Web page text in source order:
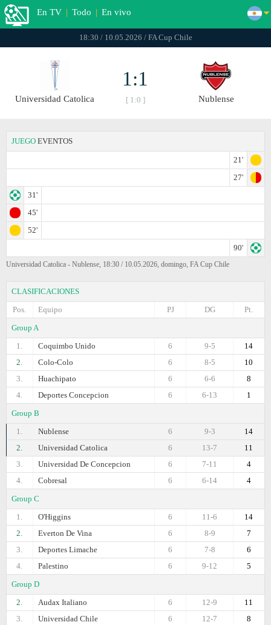
En TV | Todo | En vivo
18:30 / 10.05.2026 / FA Cup Chile
Universidad Catolica
1:1
[ 1:0 ] Nublense
JUEGO EVENTOS
21'
27'
31'
45'
52'
90'
Universidad Catolica - Nublense, 18:30 / 10.05.2026, domingo, FA Cup Chile
CLASIFICACIONES
Pos.
Equipo Pt.
DG
PJ
Group A
1.
Coquimbo Unido 14
9-5
6
2.
Colo-Colo 10
8-5
6
3.
Huachipato 8
6-6
6
4.
Deportes Concepcion 1
6-13
6
Group B
1.
Nublense 14
9-3
6
2.
Universidad Catolica 11
13-7
6
3.
Universidad De Concepcion 4
7-11
6
4.
Cobresal 4
6-14
6
Group C
1.
O'Higgins 14
11-6
6
2.
Everton De Vina 7
8-9
6
3.
Deportes Limache 6
7-8
6
4.
Palestino 5
9-12
6
Group D
2.
Audax Italiano 11
12-9
6
3.
Universidad Chile 8
12-7
6